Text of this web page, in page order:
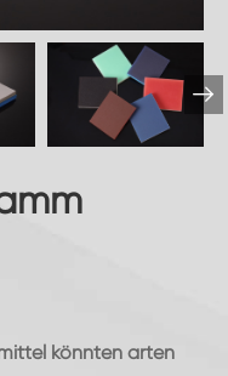

könnten arten